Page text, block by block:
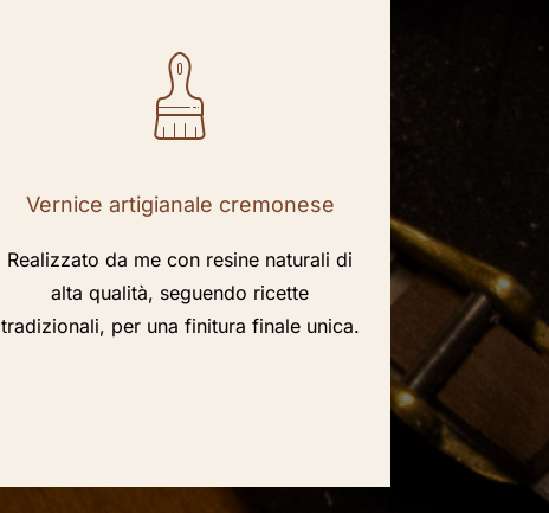
Vernice artigianale cremonese
Realizzato da me con resine naturali di
alta qualità, seguendo ricette
tradizionali, per una finitura finale unica.